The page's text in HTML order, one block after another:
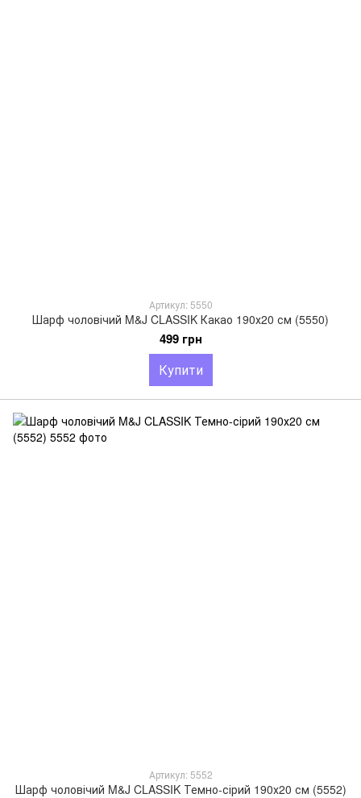
Артикул: 5550
Шарф чоловічий M&J CLASSIK Какао 190х20 см (5550)
499 грн
Купити
Артикул: 5552
Шарф чоловічий M&J CLASSIK Темно-сірий 190х20 см (5552)